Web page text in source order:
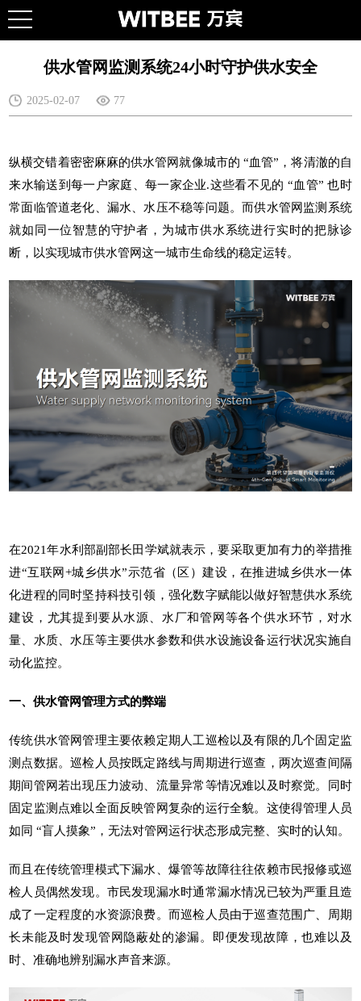
供水管网监测系统24小时守护供水安全
2025-02-07 77
纵横交错着密密麻麻的供水管网就像城市的 “血管”，将清澈的自
来水输送到每一户家庭、每一家企业.这些看不见的 “血管” 也时
常面临管道老化、漏水、水压不稳等问题。而供水管网监测系统
就如同一位智慧的守护者，为城市供水系统进行实时的把脉诊
断，以实现城市供水管网这一城市生命线的稳定运转。
在2021年水利部副部长田学斌就表示，要采取更加有力的举措推
进“互联网+城乡供水”示范省（区）建设，在推进城乡供水一体
化进程的同时坚持科技引领，强化数字赋能以做好智慧供水系统
建设，尤其提到要从水源、水厂和管网等各个供水环节，对水
量、水质、水压等主要供水参数和供水设施设备运行状况实施自
动化监控。
一、供水管网管理方式的弊端
传统供水管网管理主要依赖定期人工巡检以及有限的几个固定监
测点数据。巡检人员按既定路线与周期进行巡查，两次巡查间隔
期间管网若出现压力波动、流量异常等情况难以及时察觉。同时
固定监测点难以全面反映管网复杂的运行全貌。这使得管理人员
如同 “盲人摸象”，无法对管网运行状态形成完整、实时的认知。
而且在传统管理模式下漏水、爆管等故障往往依赖市民报修或巡
检人员偶然发现。市民发现漏水时通常漏水情况已较为严重且造
成了一定程度的水资源浪费。而巡检人员由于巡查范围广、周期
长未能及时发现管网隐蔽处的渗漏。即便发现故障，也难以及
时、准确地辨别漏水声音来源。